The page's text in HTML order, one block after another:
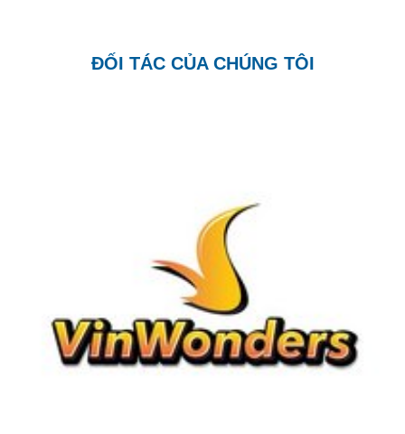
ĐỐI TÁC CỦA CHÚNG TÔI